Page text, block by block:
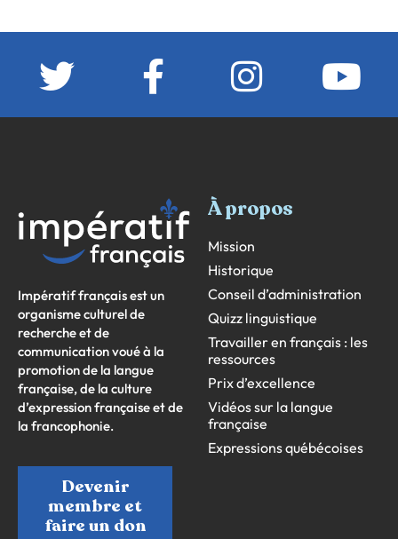
Impératif français est un
organisme culturel de
recherche et de
communication voué à la
promotion de la langue
française, de la culture
d’expression française et de
la francophonie.
Devenir
membre et
faire un don
À propos
Mission
Historique
Conseil d’administration
Quizz linguistique
Travailler en français : les
ressources
Prix d’excellence
Vidéos sur la langue
française
Expressions québécoises